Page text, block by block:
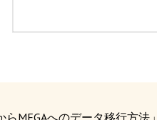
らMEGAへのデータ移行方法」